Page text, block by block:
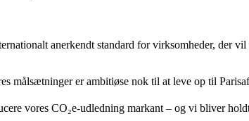
anerkendt standard for virksomheder, der
målsætninger er ambitiøse nok til at leve op til
vores CO₂e-udledning markant – og vi bliver